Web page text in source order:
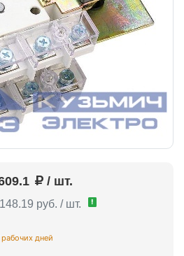
/ шт.
руб. / шт. !
дней